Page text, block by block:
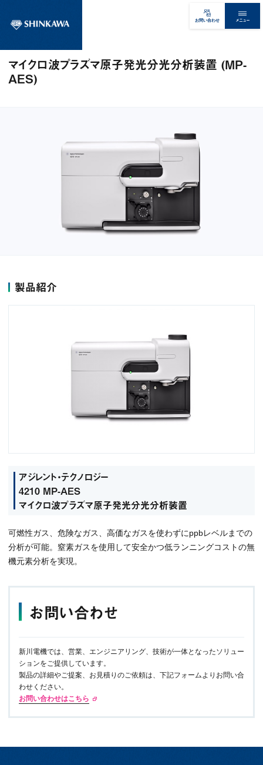
お問い合わせ メニュー
マイクロ波プラズマ原子発光分光分析装置 (MP-
AES)
製品紹介
アジレント・テクノロジー
4210 MP-AES
マイクロ波プラズマ原子発光分光分析装置
可燃性ガス、危険なガス、高価なガスを使わずにppbレベルまでの
分析が可能。窒素ガスを使用して安全かつ低ランニングコストの無
機元素分析を実現。
お問い合わせ
新川電機では、営業、エンジニアリング、技術が一体となったソリュー
ションをご提供しています。
製品の詳細やご提案、お見積りのご依頼は、下記フォームよりお問い合
わせください。
お問い合わせはこちら